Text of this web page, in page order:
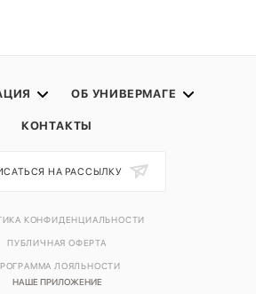
ОБ УНИВЕРМАГЕ
КОНТАКТЫ
НАШЕ ПРИЛОЖЕНИЕ
НА РАССЫЛКУ
КОНФИДЕНЦИАЛЬНОСТИ
ПУБЛИЧНАЯ ОФЕРТА
ЛОЯЛЬНОСТИ